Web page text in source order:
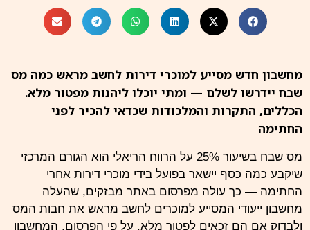
מחשבון חדש מסייע למוכרי דירות לחשב מראש כמה מס
שבח יידרשו לשלם — ומתי יוכלו ליהנות מפטור מלא.
הכללים, התקרות והמלכודות שכדאי להכיר לפני
החתימה
מס שבח בשיעור 25% על הרווח הריאלי הוא הגורם המרכזי
שיקבע כמה כסף יישאר בפועל בידי מוכרי דירות אחרי
החתימה — כך עולה מפרסום באתר מבזקים, שהעלה
מחשבון ייעודי המסייע למוכרים לחשב מראש את חבות המס
ולבדוק אם הם זכאים לפטור מלא. על פי הפרסום, המחשבון